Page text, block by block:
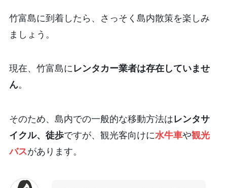
竹富島に到着したら、さっそく島内散策を楽しみ
ましょう。
現在、竹富島にレンタカー業者は存在していませ
ん。
そのため、島内での一般的な移動方法はレンタサ
イクル、徒歩ですが、観光客向けに水牛車や観光
バスがあります。